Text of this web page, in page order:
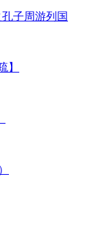
孔子周游列国
】